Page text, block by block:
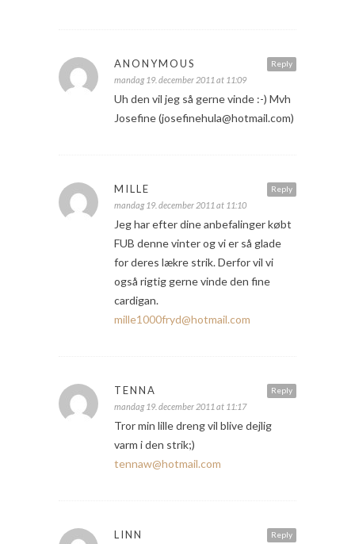
Reply
ANONYMOUS
mandag 19. december 2011 at 11:09
Uh den vil jeg så gerne vinde :-) Mvh
Josefine (josefinehula@hotmail.com)
Reply
MILLE
mandag 19. december 2011 at 11:10
Jeg har efter dine anbefalinger købt
FUB denne vinter og vi er så glade
for deres lækre strik. Derfor vil vi
også rigtig gerne vinde den fine
cardigan.
mille1000fryd@hotmail.com
Reply
TENNA
mandag 19. december 2011 at 11:17
Tror min lille dreng vil blive dejlig
varm i den strik;)
tennaw@hotmail.com
Reply
LINN